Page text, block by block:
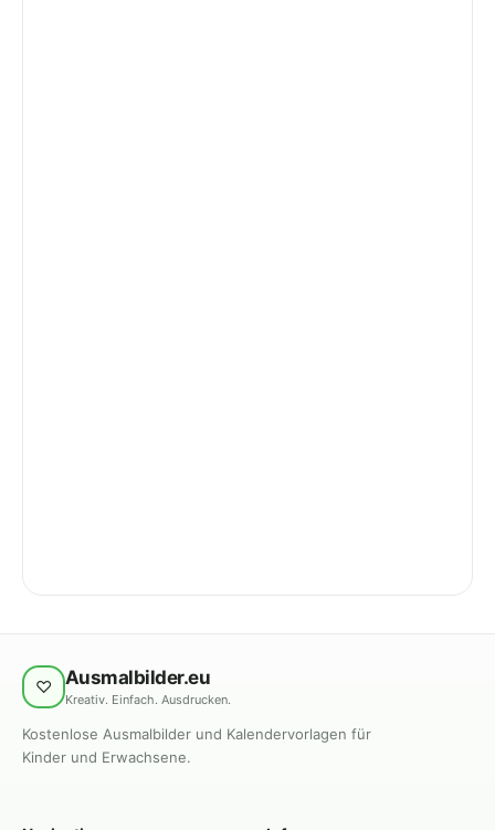
♡ Ausmalbilder.eu
Kreativ. Einfach. Ausdrucken.
Kostenlose Ausmalbilder und Kalendervorlagen für
Kinder und Erwachsene.